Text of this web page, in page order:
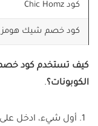
كود Chic Homz
كود خصم شيك هومز
كيف تستخدم كود
الكوبونات؟.
أول شيء، ادخل